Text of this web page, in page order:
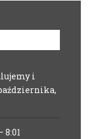
i
8:01